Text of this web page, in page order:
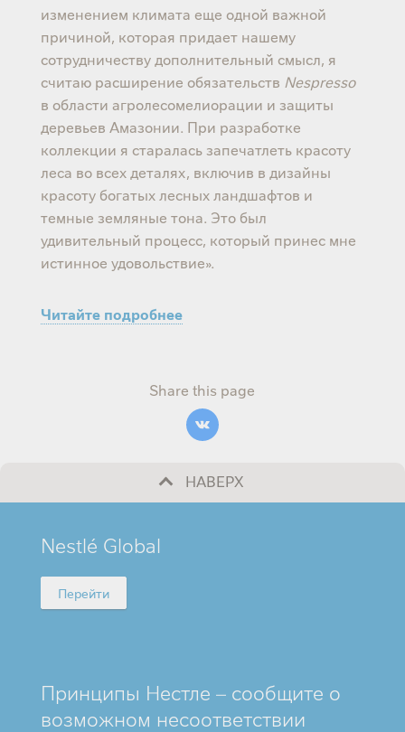
изменением климата еще одной важной
причиной, которая придает нашему
сотрудничеству дополнительный смысл, я
считаю расширение обязательств Nespresso
в области агролесомелиорации и защиты
деревьев Амазонии. При разработке
коллекции я старалась запечатлеть красоту
леса во всех деталях, включив в дизайны
красоту богатых лесных ландшафтов и
темные земляные тона. Это был
удивительный процесс, который принес мне
истинное удовольствие».
Читайте подробнее
Share this page
НАВЕРХ
FOOTER
Nestlé Global
Перейти
Принципы Нестле – сообщите о
возможном несоответствии